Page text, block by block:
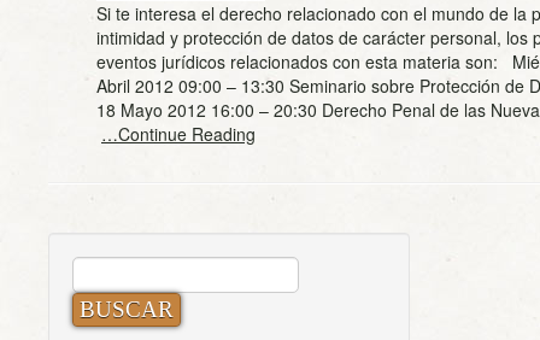
Si te interesa el derecho relacionado con el mundo de la
intimidad y protección de datos de carácter personal, los
eventos jurídicos relacionados con esta materia son:
Abril 2012 09:00 – 13:30 Seminario sobre Protección de
18 Mayo 2012 16:00 – 20:30 Derecho Penal de las
…Continue Reading
BUSCAR: